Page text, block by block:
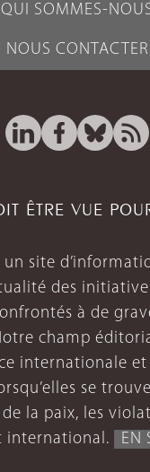
QUI SOMMES-
NOUS CONTACTER
ÊTRE VUE
un site
des
à de
champ
internationale
se
la paix, les
international.
EN